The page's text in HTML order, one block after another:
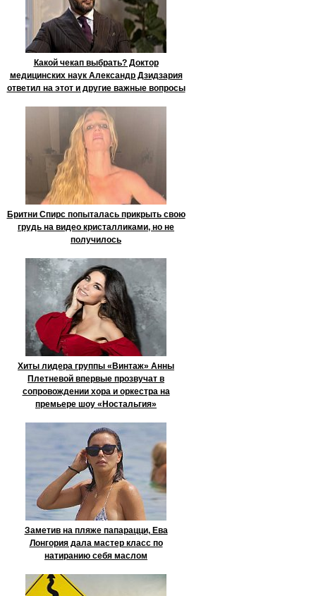
Какой чекап выбрать? Доктор
медицинских наук Александр Дзидзария
ответил на этот и другие важные вопросы
Бритни Спирс попыталась прикрыть свою
грудь на видео кристалликами, но не
получилось
Хиты лидера группы «Винтаж» Анны
Плетневой впервые прозвучат в
сопровождении хора и оркестра на
премьере шоу «Ностальгия»
Заметив на пляже папарацци, Ева
Лонгория дала мастер класс по
натиранию себя маслом